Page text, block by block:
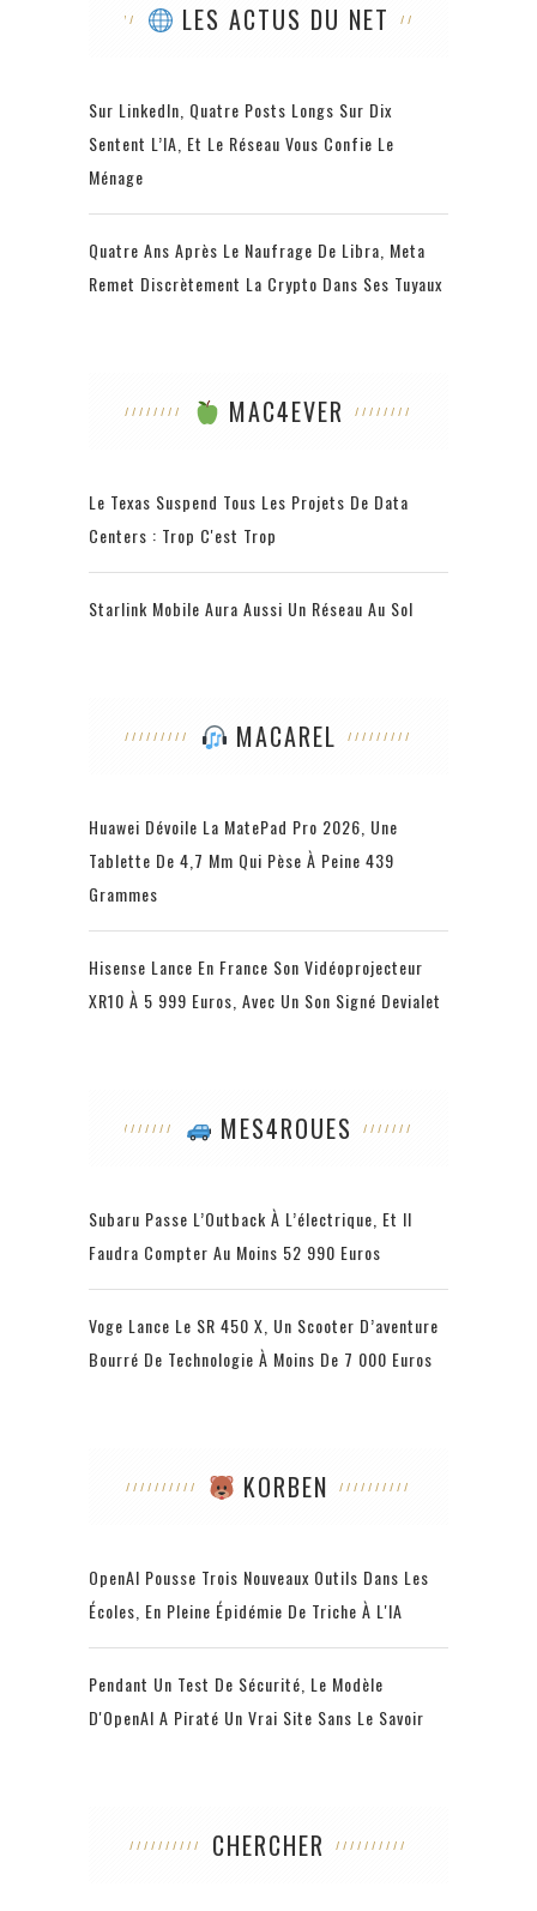
LES ACTUS DU NET
Sur LinkedIn, Quatre Posts Longs Sur Dix
Sentent L’IA, Et Le Réseau Vous Confie Le
Ménage
Quatre Ans Après Le Naufrage De Libra, Meta
Remet Discrètement La Crypto Dans Ses Tuyaux
MAC4EVER
Le Texas Suspend Tous Les Projets De Data
Centers : Trop C'est Trop
Starlink Mobile Aura Aussi Un Réseau Au Sol
MACAREL
Huawei Dévoile La MatePad Pro 2026, Une
Tablette De 4,7 Mm Qui Pèse À Peine 439
Grammes
Hisense Lance En France Son Vidéoprojecteur
XR10 À 5 999 Euros, Avec Un Son Signé Devialet
MES4ROUES
Subaru Passe L’Outback À L’électrique, Et Il
Faudra Compter Au Moins 52 990 Euros
Voge Lance Le SR 450 X, Un Scooter D’aventure
Bourré De Technologie À Moins De 7 000 Euros
KORBEN
OpenAI Pousse Trois Nouveaux Outils Dans Les
Écoles, En Pleine Épidémie De Triche À L'IA
Pendant Un Test De Sécurité, Le Modèle
D'OpenAI A Piraté Un Vrai Site Sans Le Savoir
CHERCHER